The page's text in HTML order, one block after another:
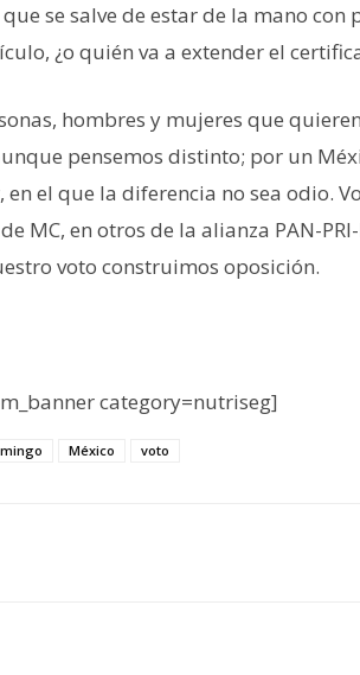
se salve de estar de la mano con
¿o quién va a extender el
hombres y mujeres que
pensemos distinto; por un
el que la diferencia no sea odio.
MC, en otros de la alianza PAN-
voto construimos oposición.
category=nutriseg]
México voto